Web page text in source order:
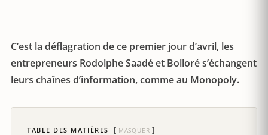
C’est la déflagration de ce premier jour d’avril, les
entrepreneurs Rodolphe Saadé et Bolloré s’échangent
leurs chaînes d’information, comme au Monopoly.
TABLE DES MATIÈRES MASQUER